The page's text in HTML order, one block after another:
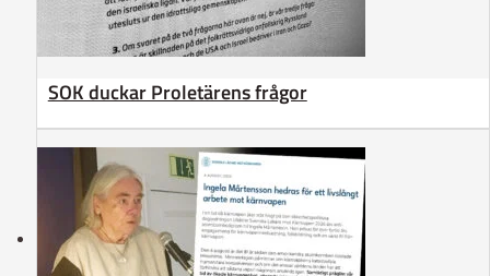
SOK duckar Proletärens frågor